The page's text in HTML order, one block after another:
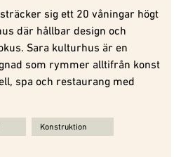
sig ett 20 våningar högt
där hållbar design och
Sara kulturhus är en
som rymmer alltifrån konst
spa och restaurang med
i Skellefteå – ett av världens högsta
Konstruktion